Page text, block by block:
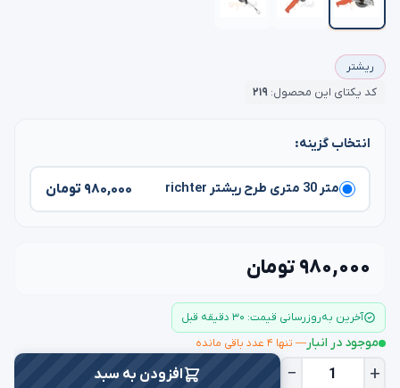
ریشتر
کد یکتای این محصول: ۲۱۹
انتخاب گزینه:
متر 30 متری طرح ریشتر richter ۹۸۰,۰۰۰ تومان
۹۸۰,۰۰۰ تومان
آخرین به‌روزرسانی قیمت: ۳۰ دقیقه قبل
موجود در انبار— تنها ۴ عدد باقی مانده
− + افزودن به سبد